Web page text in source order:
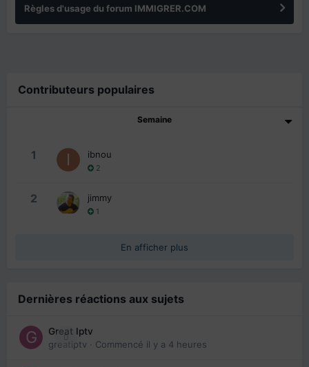
Règles d'usage du forum IMMIGRER.COM
Contributeurs populaires
Semaine
1 ibnou
2
2 jimmy
1
En afficher plus
Dernières réactions aux sujets
0
Great Iptv
greatiptv · Commencé il y a 4 heures